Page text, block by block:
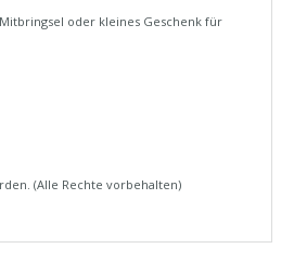
oder kleines Geschenk für
(Alle Rechte vorbehalten)